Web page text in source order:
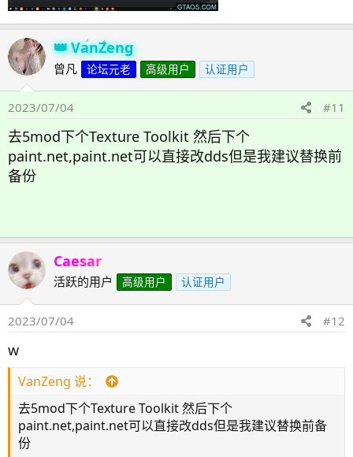
VanZeng
曾凡 论坛元老 高级用户 认证用户
2023/07/04 #11
去5mod下个Texture Toolkit 然后下个
paint.net,paint.net可以直接改dds但是我建议替换前
备份
Caesar
活跃的用户 高级用户 认证用户
2023/07/04 #12
w
VanZeng 说：
去5mod下个Texture Toolkit 然后下个
paint.net,paint.net可以直接改dds但是我建议替换前备
份